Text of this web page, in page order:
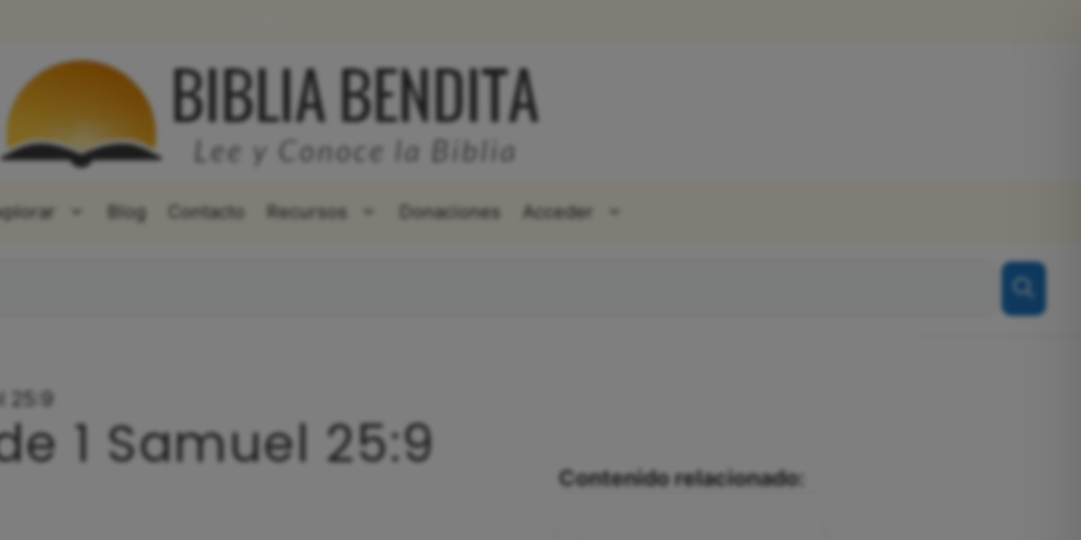
Blog Contacto Recursos Donaciones Acceder
1 Samuel 25:9 Contenido relacionado: